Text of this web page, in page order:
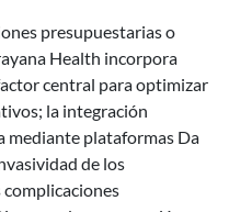
presupuestarias o
Health incorpora
central para optimizar
la integración
mediante plataformas Da
de los